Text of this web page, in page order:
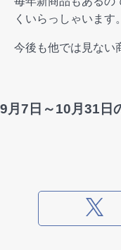
くいらっしゃいます。
今後も他では見ない
9月7日～10月31日